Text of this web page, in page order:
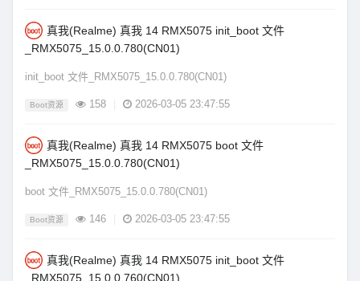
真我(Realme) 真我 14 RMX5075 init_boot 文件
_RMX5075_15.0.0.780(CN01)
init_boot 文件_RMX5075_15.0.0.780(CN01)
Boot资源 158 2026-03-05 23:47:55
真我(Realme) 真我 14 RMX5075 boot 文件
_RMX5075_15.0.0.780(CN01)
boot 文件_RMX5075_15.0.0.780(CN01)
Boot资源 146 2026-03-05 23:47:55
真我(Realme) 真我 14 RMX5075 init_boot 文件
_RMX5075_15.0.0.760(CN01)